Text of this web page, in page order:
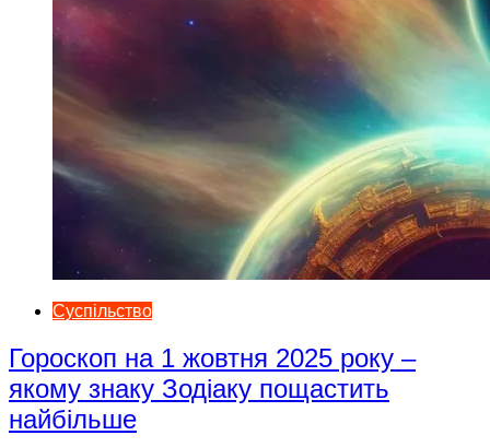
Суспільство
Гороскоп на 1 жовтня 2025 року –
якому знаку Зодіаку пощастить
найбільше